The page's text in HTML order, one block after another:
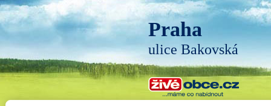
Praha
ulice Bakovská